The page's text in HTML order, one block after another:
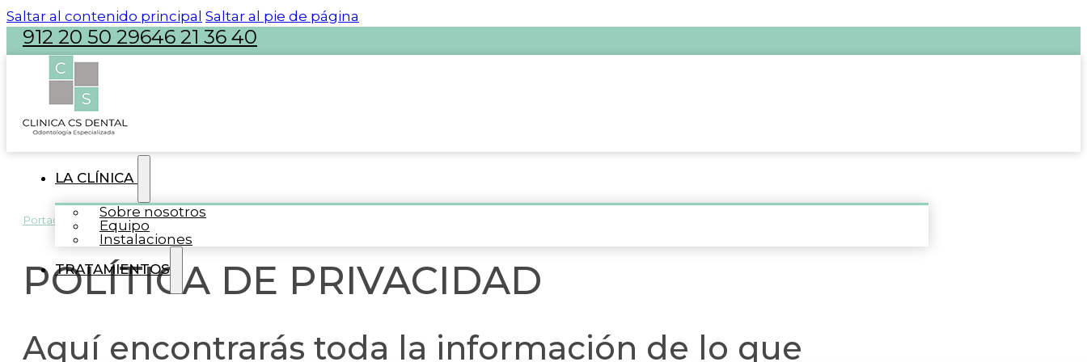
Saltar al contenido principal Saltar al pie de página
912 20 50 29646 21 36 40
atencion@clinicacsdental.com
LA CLÍNICA
Sobre nosotros
Equipo
Instalaciones
TRATAMIENTOS
Portada » Política de privacidad
POLÍTICA DE PRIVACIDAD
Aquí encontrarás toda la información de lo que